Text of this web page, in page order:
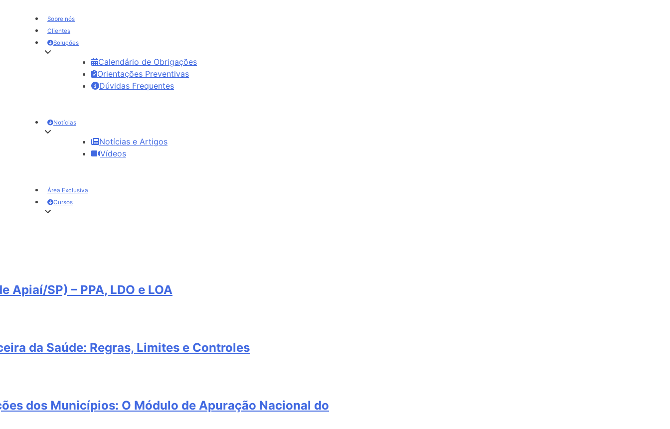
Sobre nós
Clientes
Soluções
Calendário de Obrigações
Orientações Preventivas
Dúvidas Frequentes
Notícias
Notícias e Artigos
Vídeos
Área Exclusiva
Cursos
Apiaí/SP) – PPA, LDO e LOA
da Saúde: Regras, Limites e Controles
dos Municípios: O Módulo de Apuração Nacional do